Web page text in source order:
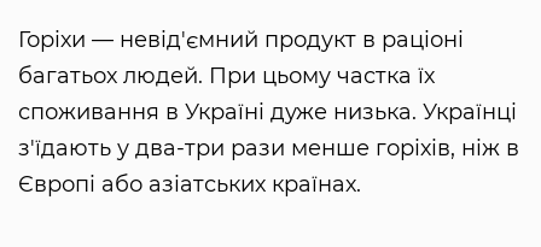
Горіхи — невід'ємний продукт в раціоні
багатьох людей. При цьому частка їх
споживання в Україні дуже низька. Українці
з'їдають у два-три рази менше горіхів, ніж в
Європі або азіатських країнах.